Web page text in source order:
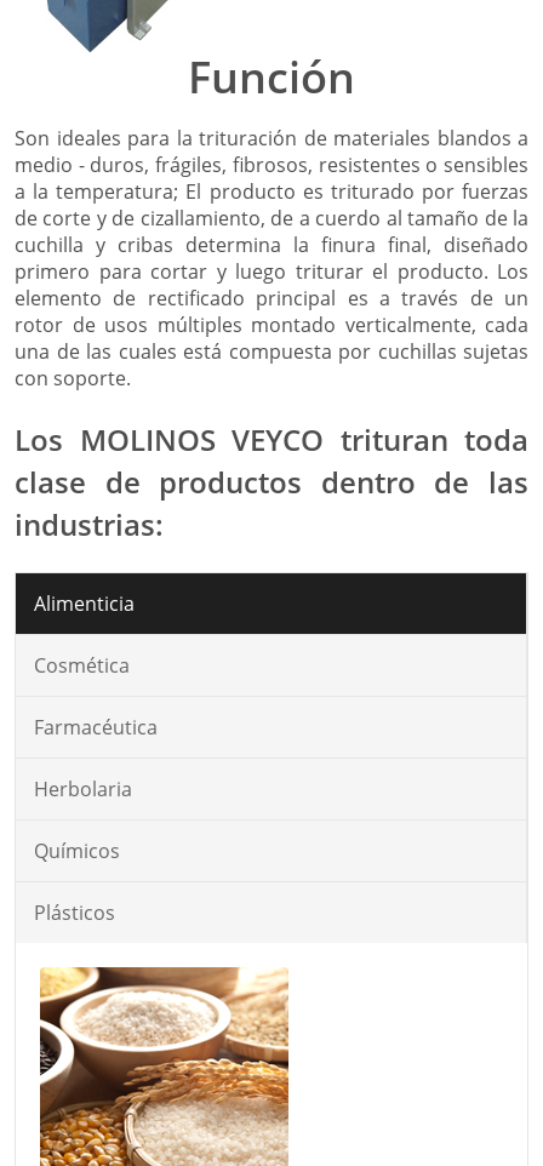
Función
Son ideales para la trituración de materiales blandos a
medio - duros, frágiles, fibrosos, resistentes o sensibles
a la temperatura; El producto es triturado por fuerzas
de corte y de cizallamiento, de a cuerdo al tamaño de la
cuchilla y cribas determina la finura final, diseñado
primero para cortar y luego triturar el producto. Los
elemento de rectificado principal es a través de un
rotor de usos múltiples montado verticalmente, cada
una de las cuales está compuesta por cuchillas sujetas
con soporte.
Los MOLINOS VEYCO trituran toda
clase de productos dentro de las
industrias:
Alimenticia
Cosmética
Farmacéutica
Herbolaria
Químicos
Plásticos